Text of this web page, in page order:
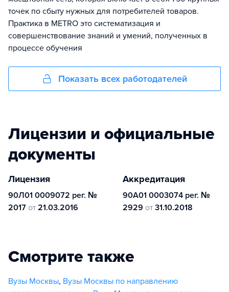
точек по сбыту нужных для потребителей товаров.
Практика в METRO это систематизация и
совершенствование знаний и умений, полученных в
процессе обучения
Показать всех работодателей
Лицензии и официальные
документы
Лицензия
90Л01 0009072 рег. №
2017 от 21.03.2016
Аккредитация
90A01 0003074 рег. №
2929 от 31.10.2018
Смотрите также
Вузы Москвы, Вузы Москвы по направлению